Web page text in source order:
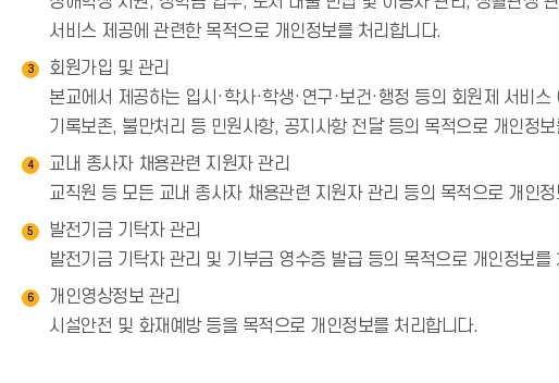
서비스 제공에 관련한 목적으로 개인정보를 처리합니다.
3
회원가입 및 관리
본교에서 제공하는 입시·학사·학생·연구·보건·행정 등의 회원제 서비
기록보존, 불만처리 등 민원사항, 공지사항 전달 등의 목적으로 개인정
4
교내 종사자 채용관련 지원자 관리
교직원 등 모든 교내 종사자 채용관련 지원자 관리 등의 목적으로 개인
5
발전기금 기탁자 관리
발전기금 기탁자 관리 및 기부금 영수증 발급 등의 목적으로 개인정보를
6
개인영상정보 관리
시설안전 및 화재예방 등을 목적으로 개인정보를 처리합니다.